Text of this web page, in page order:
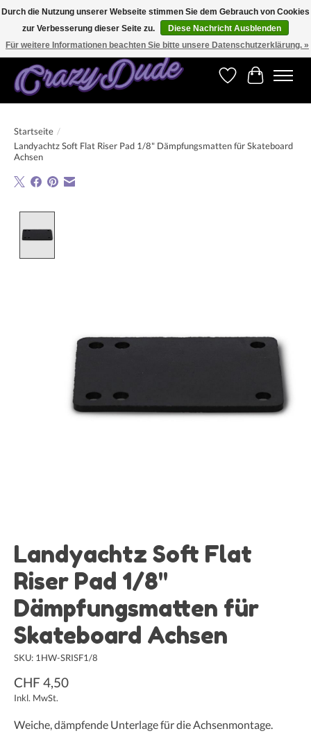
Versandkostenfrei bestellen ab CHF 200.00 in der Schweiz und ab EUR 250.00 in den
meisten Ländern weltweit.
Wunschzettel
Ihr
Startseite /
Landyachtz Soft Flat Riser Pad 1/8" Dämpfungsmatten für Skateboard
Achsen
Landyachtz Soft Flat
Riser Pad 1/8"
Dämpfungsmatten für
Skateboard Achsen
SKU: 1HW-SRISF1/8
CHF 4,50
Inkl. MwSt.
Weiche, dämpfende Unterlage für die Achsenmontage.
Durch die Nutzung unserer Webseite stimmen Sie dem Gebrauch von Cookies
zur Verbesserung dieser Seite zu.
Diese Nachricht Ausblenden
Für weitere Informationen beachten Sie bitte unsere Datenschutzerklärung. »